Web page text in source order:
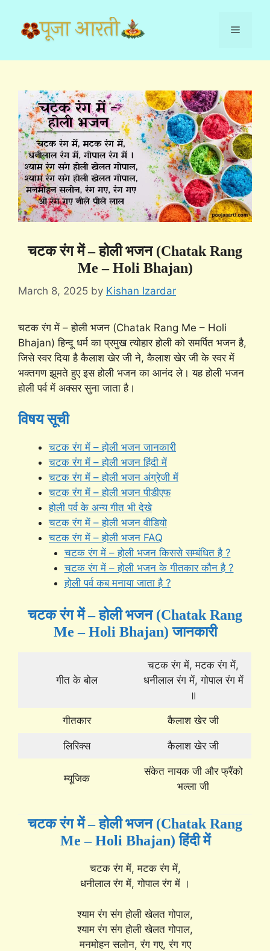
content
Menu
चटक रंग में – होली भजन (Chatak Rang
Me – Holi Bhajan)
March 8, 2025 by Kishan Izardar
चटक रंग में – होली भजन (Chatak Rang Me – Holi
Bhajan) हिन्दू धर्म का प्रमुख त्योहार होली को समर्पित भजन है,
जिसे स्वर दिया है कैलाश खेर जी ने, कैलाश खेर जी के स्वर में
भक्तगण झूमते हुए इस होली भजन का आनंद ले। यह होली भजन
होली पर्व में अक्सर सुना जाता है।
विषय सूची
चटक रंग में – होली भजन जानकारी
चटक रंग में – होली भजन हिंदी में
चटक रंग में – होली भजन अंग्रेजी में
चटक रंग में – होली भजन पीडीएफ
होली पर्व के अन्य गीत भी देखे
चटक रंग में – होली भजन वीडियो
चटक रंग में – होली भजन FAQ
चटक रंग में – होली भजन किससे सम्बंधित है ?
चटक रंग में – होली भजन के गीतकार कौन है ?
होली पर्व कब मनाया जाता है ?
चटक रंग में – होली भजन (Chatak Rang
Me – Holi Bhajan) जानकारी
गीत के बोल
चटक रंग में, मटक रंग में,
धनीलाल रंग में, गोपाल रंग में
॥
गीतकार कैलाश खेर जी
लिरिक्स कैलाश खेर जी
म्यूजिक
संकेत नायक जी और फ्रैंको
भल्ला जी
चटक रंग में – होली भजन (Chatak Rang
Me – Holi Bhajan) हिंदी में
चटक रंग में, मटक रंग में,
धनीलाल रंग में, गोपाल रंग में ।
श्याम रंग संग होली खेलत गोपाल,
श्याम रंग संग होली खेलत गोपाल,
मनमोहन सलोन, रंग गए, रंग गए